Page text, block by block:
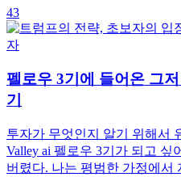
43
펠로우 3기에 들어온 그
기
투자가 무엇인지 알기 위해서
Valley ai 펠로우 3기가 되고 싶
버렸다. 나는 평범한 가정에서